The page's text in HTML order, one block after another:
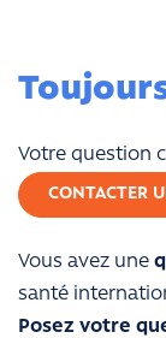
Votre question
CONTACTER
Vous avez une
santé
Posez votre